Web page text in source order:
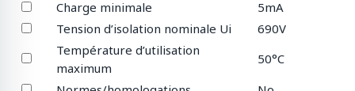
Charge minimale
5mA
Tension d’isolation nominale Ui
690V
Température d’utilisation
maximum
50°C